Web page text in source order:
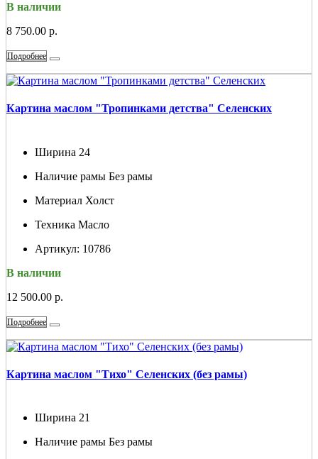
В наличии
8 750.00 р.
Подробнее
Картина маслом "Тропинками детства" Селенских
Ширина 24
Наличие рамы Без рамы
Материал Холст
Техника Масло
Артикул: 10786
В наличии
12 500.00 р.
Подробнее
Картина маслом "Тихо" Селенских (без рамы)
Ширина 21
Наличие рамы Без рамы